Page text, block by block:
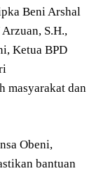
Beni Arshal
S.H.,
Ketua BPD
masyarakat dan
Obeni,
bantuan